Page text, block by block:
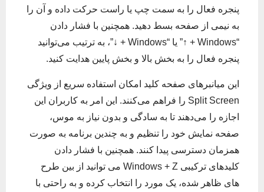
پنجره فعال را به سمت چپ یا راست حرکت داده و آن را
به نیمی از صفحه بسط دهید. همچنین با فشار دادن
“Windows + ↑” یا “Windows + ↓”، به ترتیب می‌توانید
پنجره فعال را به بخش بالا و بخش پایین هدایت کنید.
این میانبرهای صفحه کلید امکان استفاده سریع از ویژگی
Split Screen را فراهم می‌کنند. این امر به کاربران این
اجازه را می‌دهند تا به سادگی و بدون نیاز به موس،
صفحه نمایش خود را تنظیم و به چندین برنامه به صورت
همزمان دسترسی پیدا کنند. همچنین با فشار دادن
کلیدهای ترکیبی Windows + Z می توانید از بین طرح
های ظاهر شده، یک مورد را انتخاب کرده و به راحتی با